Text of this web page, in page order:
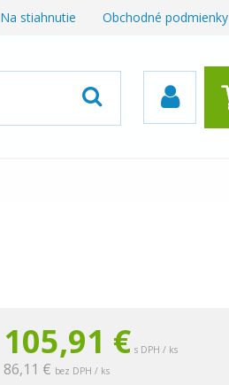
Na stiahnutie Obchodné podmienky
105,91 € s DPH / ks
86,11 € bez DPH / ks